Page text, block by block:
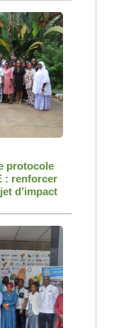
protocole
: renforcer
d’impact